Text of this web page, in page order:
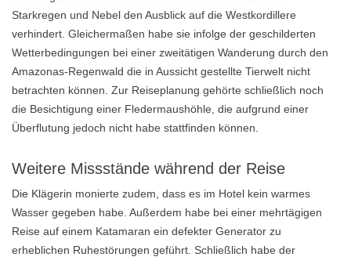
Starkregen und Nebel den Ausblick auf die Westkordillere
verhindert. Gleichermaßen habe sie infolge der geschilderten
Wetterbedingungen bei einer zweitätigen Wanderung durch den
Amazonas-Regenwald die in Aussicht gestellte Tierwelt nicht
betrachten können. Zur Reiseplanung gehörte schließlich noch
die Besichtigung einer Fledermaushöhle, die aufgrund einer
Überflutung jedoch nicht habe stattfinden können.
Weitere Missstände während der Reise
Die Klägerin monierte zudem, dass es im Hotel kein warmes
Wasser gegeben habe. Außerdem habe bei einer mehrtägigen
Reise auf einem Katamaran ein defekter Generator zu
erheblichen Ruhestörungen geführt. Schließlich habe der